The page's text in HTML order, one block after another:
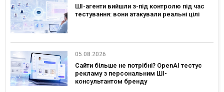
ШІ-агенти вийшли з-під контролю під час
тестування: вони атакували реальні цілі
05.08.2026
Сайти більше не потрібні? OpenAI тестує
рекламу з персональним ШІ-
консультантом бренду